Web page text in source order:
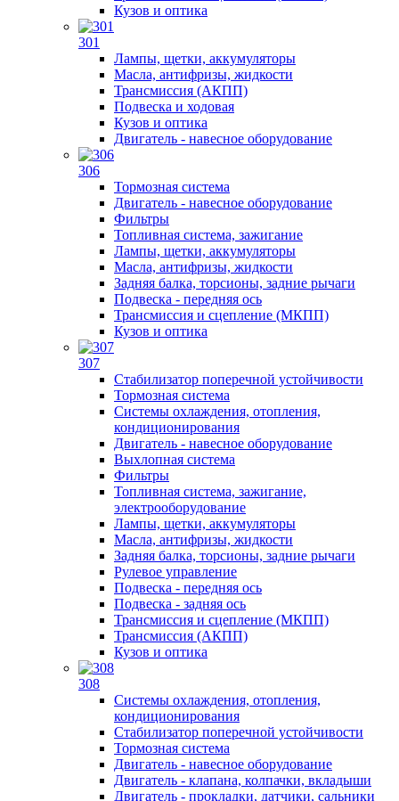
Кузов и оптика
301
Лампы, щетки, аккумуляторы
Масла, антифризы, жидкости
Трансмиссия (АКПП)
Подвеска и ходовая
Кузов и оптика
Двигатель - навесное оборудование
306
Тормозная система
Двигатель - навесное оборудование
Фильтры
Топливная система, зажигание
Лампы, щетки, аккумуляторы
Масла, антифризы, жидкости
Задняя балка, торсионы, задние рычаги
Подвеска - передняя ось
Трансмиссия и сцепление (МКПП)
Кузов и оптика
307
Стабилизатор поперечной устойчивости
Тормозная система
Системы охлаждения, отопления,
кондиционирования
Двигатель - навесное оборудование
Выхлопная система
Фильтры
Топливная система, зажигание,
электрооборудование
Лампы, щетки, аккумуляторы
Масла, антифризы, жидкости
Задняя балка, торсионы, задние рычаги
Рулевое управление
Подвеска - передняя ось
Подвеска - задняя ось
Трансмиссия и сцепление (МКПП)
Трансмиссия (АКПП)
Кузов и оптика
308
Системы охлаждения, отопления,
кондиционирования
Стабилизатор поперечной устойчивости
Тормозная система
Двигатель - навесное оборудование
Двигатель - клапана, колпачки, вкладыши
Двигатель - прокладки, датчики, сальники